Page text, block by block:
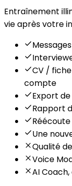
Entraînement
vie après votre
CV /
compte
Export
Rapport
Une
Qualité
Voice
AI